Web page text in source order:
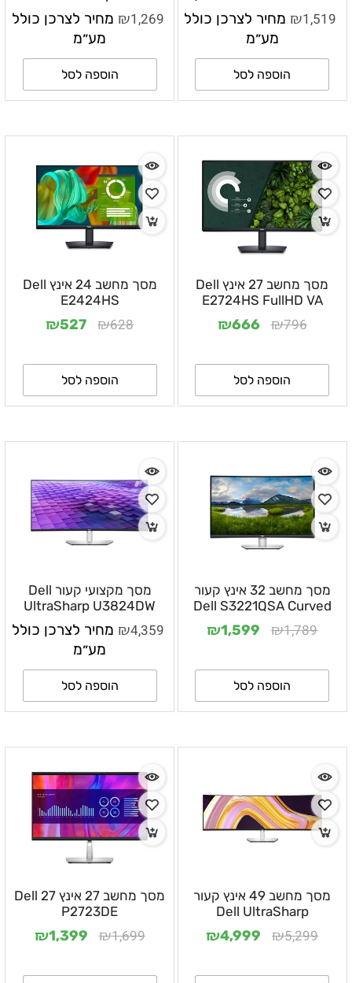
QHD עם מצלמת 2K, USB-
C 90W ורשת –
DLMOP2724DEB
₪1,519
מחיר לצרכן כולל
מע״מ
הוספה לסל
27 אינץ׳ QHD IPS Black
120Hz – DLMOU2724D
₪1,269
מחיר לצרכן כולל
מע״מ
הוספה לסל
מסך מחשב 27 אינץ Dell
E2724HS FullHD VA
₪796
₪666
הוספה לסל
מסך מחשב 24 אינץ Dell
E2424HS
₪628
₪527
הוספה לסל
מסך מחשב 32 אינץ קעור
Dell S3221QSA Curved
4K UHD
₪1,789
₪1,599
הוספה לסל
מסך מקצועי קעור Dell
UltraSharp U3824DW
בגודל 37.5 אינץ׳ WQHD+
IPS Black עם USB-C 90W
– DLMOU3824DW
₪4,359
מחיר לצרכן כולל
מע״מ
הוספה לסל
מסך מחשב 49 אינץ קעור
Dell UltraSharp
U4924DW
₪5,299
₪4,999
מסך מחשב 27 אינץ Dell 27
P2723DE
₪1,699
₪1,399